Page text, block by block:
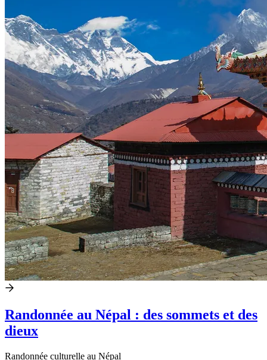
Randonnée au Népal : des sommets et des
dieux
Randonnée culturelle au Népal